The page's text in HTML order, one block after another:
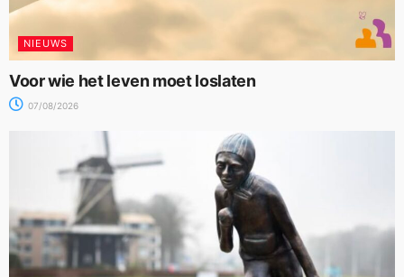
NIEUWS
Voor wie het leven moet loslaten
07/08/2026